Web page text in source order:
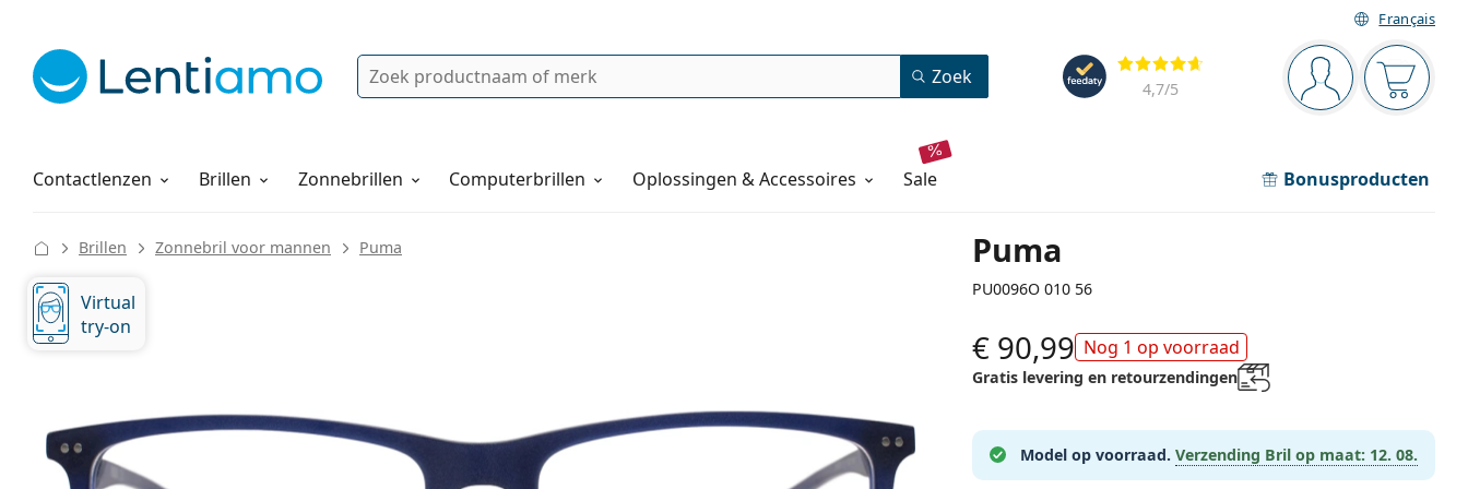
Français
Navigatie
Je bent ingelogd
Jouw
Beoordelingen
4,7/5
Zoek Zoek
Contactlenzen
Lenzenvloeistoffen Brillen Zonnebrillen Computerbrillen Oplossingen & Accessoires sale Bonusproducten
Hoe bestellen
Puma
PU0096O 010 56
Brillen Zonnebril voor mannen Puma
Virtual
try-on
€ 90,99 Nog 1 op voorraad
Gratis levering en retourzendingen
Model op voorraad. Verzending Bril op maat: 12. 08.